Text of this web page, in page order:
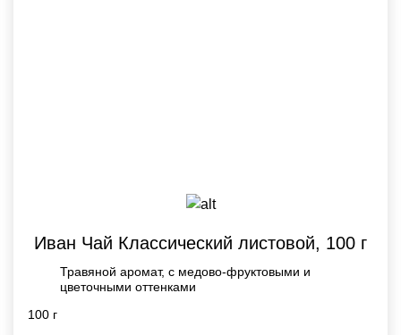
Иван Чай Классический листовой, 100 г
Травяной аромат, с медово-фруктовыми и
цветочными оттенками
100 г